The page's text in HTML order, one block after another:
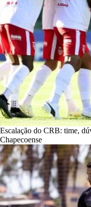
Escalação do CRB: time,
Chapecoense